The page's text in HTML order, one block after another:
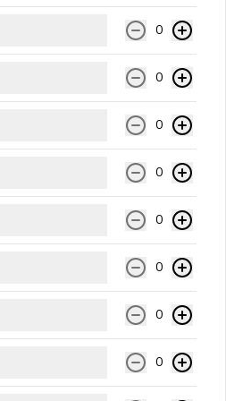
$10.990
Carne angus, queso cheddar, aros de
cebolla, tocino, cebolla salteada y
0
0
0
0
0
0
0
0